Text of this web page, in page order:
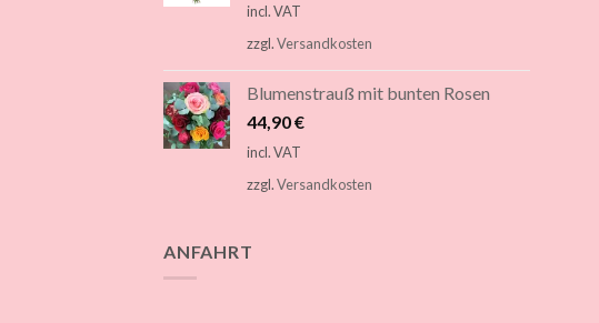
incl. VAT
zzgl.Versandkosten
Blumenstrauß mit bunten Rosen
44,90€
incl. VAT
zzgl.Versandkosten
ANFAHRT